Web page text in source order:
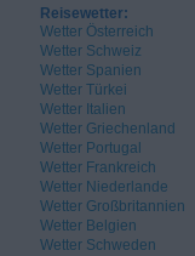
Reisewetter:
Wetter Österreich
Wetter Schweiz
Wetter Spanien
Wetter Türkei
Wetter Italien
Wetter Griechenland
Wetter Portugal
Wetter Frankreich
Wetter Niederlande
Wetter Großbritannien
Wetter Belgien
Wetter Schweden